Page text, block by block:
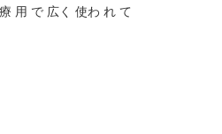
用 で 広く 使わ れ て